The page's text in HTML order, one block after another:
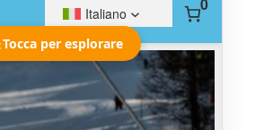
Tocca per esplorare